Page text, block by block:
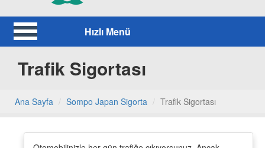
Hızlı Menü
Trafik Sigortası
Ana Sayfa Sompo Japan Sigorta Trafik Sigortası